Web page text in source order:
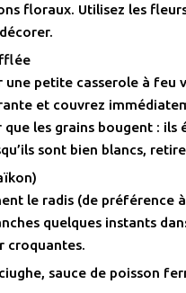
floraux. Utilisez les
une petite casserole à feu
et couvrez
que les grains bougent : ils
sont bien blancs,
le radis (de préférence
quelques instants
croquantes.
, sauce de poisson